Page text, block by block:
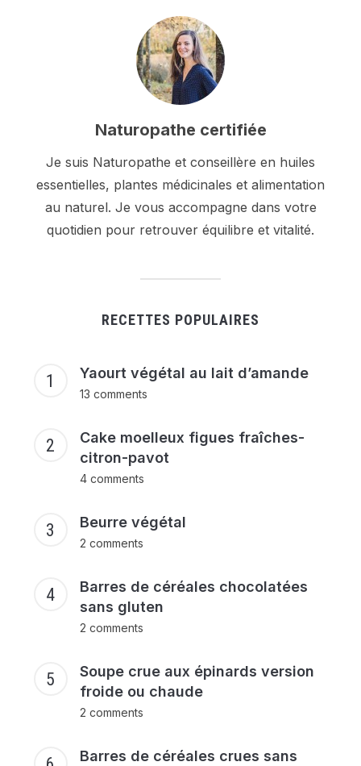
Naturopathe certifiée
Je suis Naturopathe et conseillère en huiles
essentielles, plantes médicinales et alimentation
au naturel. Je vous accompagne dans votre
quotidien pour retrouver équilibre et vitalité.
RECETTES POPULAIRES
Yaourt végétal au lait d’amande
13 comments
Cake moelleux figues fraîches-
citron-pavot
4 comments
Beurre végétal
2 comments
Barres de céréales chocolatées
sans gluten
2 comments
Soupe crue aux épinards version
froide ou chaude
2 comments
Barres de céréales crues sans